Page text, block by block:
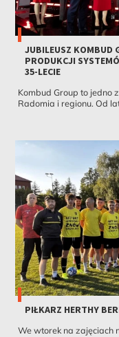
JUBILEUSZ KOMBUD
PRODUKCJI
35-LECIE
Kombud Group to jedno
Radomia i regionu. Od
PIŁKARZ HERTHY
We wtorek na zajęciach